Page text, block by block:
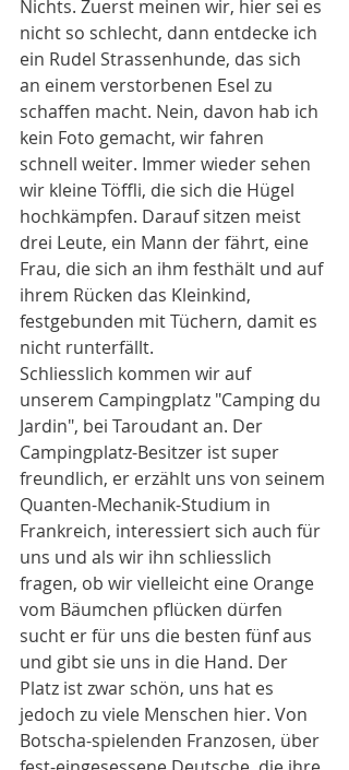
Nichts. Zuerst meinen wir, hier sei es
nicht so schlecht, dann entdecke ich
ein Rudel Strassenhunde, das sich
an einem verstorbenen Esel zu
schaffen macht. Nein, davon hab ich
kein Foto gemacht, wir fahren
schnell weiter. Immer wieder sehen
wir kleine Töffli, die sich die Hügel
hochkämpfen. Darauf sitzen meist
drei Leute, ein Mann der fährt, eine
Frau, die sich an ihm festhält und auf
ihrem Rücken das Kleinkind,
festgebunden mit Tüchern, damit es
nicht runterfällt.
Schliesslich kommen wir auf
unserem Campingplatz "Camping du
Jardin", bei Taroudant an. Der
Campingplatz-Besitzer ist super
freundlich, er erzählt uns von seinem
Quanten-Mechanik-Studium in
Frankreich, interessiert sich auch für
uns und als wir ihn schliesslich
fragen, ob wir vielleicht eine Orange
vom Bäumchen pflücken dürfen
sucht er für uns die besten fünf aus
und gibt sie uns in die Hand. Der
Platz ist zwar schön, uns hat es
jedoch zu viele Menschen hier. Von
Botscha-spielenden Franzosen, über